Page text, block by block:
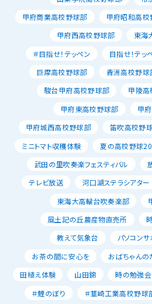
甲府商業高校野球部
甲府昭和高校
甲府西高校野球部
東海
＃目指せ！テッペン
目指せ！テッ
巨摩高校野球部
青洲高校野球
駿台甲府高校野球部
甲陵高
甲府東高校野球部
甲
甲府城西高校野球部
笛吹高校野
ミニトマト収穫体験
夏の高校野球
武田の里吹奏楽フェスティバル
テレビ放送
河口湖ステラシアター
東海大高輪台吹奏楽部
風土記の丘農産物直売所
教えて気象台
パソコン
お茶の間に安心を
おばちゃんの
田植え体験
山田錦 時の勉強会
＃鯉のぼり
＃韮崎工業高校野球